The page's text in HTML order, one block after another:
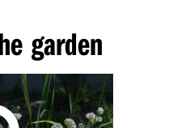
garden